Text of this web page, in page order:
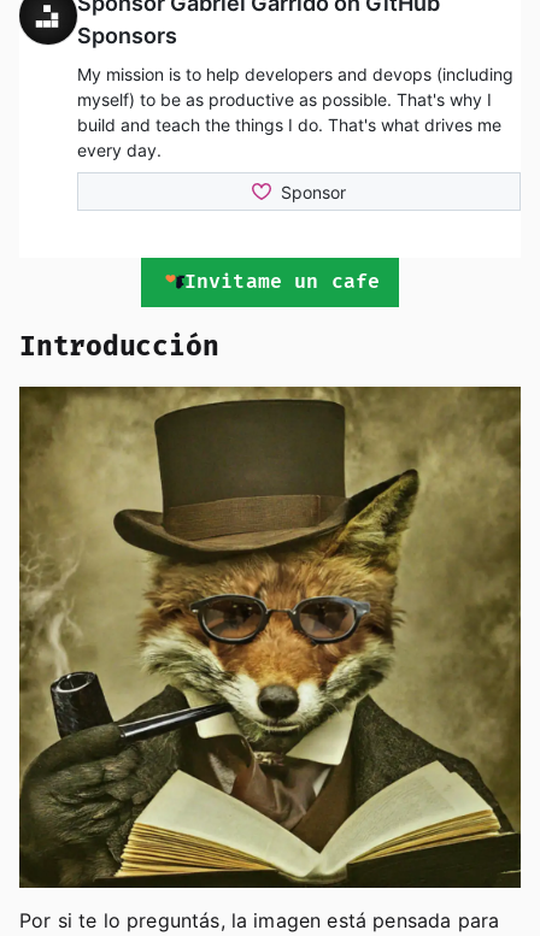
Invitame un cafe
Introducción
Por si te lo preguntás, la imagen está pensada para